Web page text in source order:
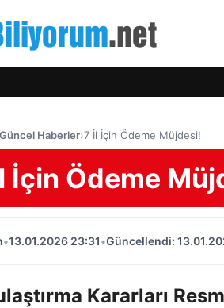
Güncel Haberler›7 İl İçin Ödeme Müjdesi!
İçin Ödeme
•13.01.2026 23:31•Güncellendi:
Kararları